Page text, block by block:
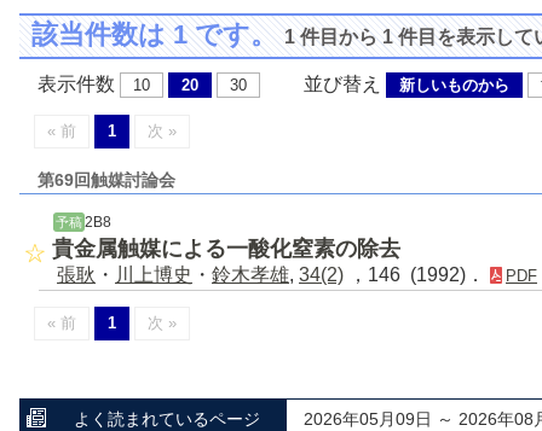
該当件数は 1 です。1 件目から 1 件目を表示して
表示件数 10 20 30 並び替え 新しいものから
« 前 1 次 »
第69回触媒討論会
予稿 2B8
貴金属触媒による一酸化窒素の除去
張耿 ・ 川上博史 ・ 鈴木孝雄, 34(2) ，146 (1992)． PDF
« 前 1 次 »
よく読まれているページ 2026年05月09日 ～ 2026年08